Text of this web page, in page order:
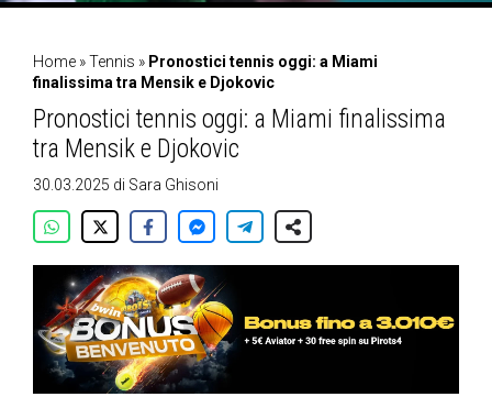
Home »Tennis » Pronostici tennis oggi: a Miami
finalissima tra Mensik e Djokovic
Pronostici tennis oggi: a Miami finalissima
tra Mensik e Djokovic
30.03.2025 di Sara Ghisoni